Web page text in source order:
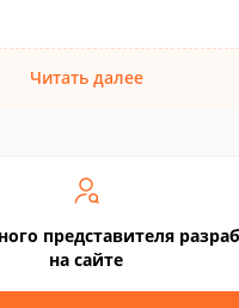
Читать далее
представителя
на сайте